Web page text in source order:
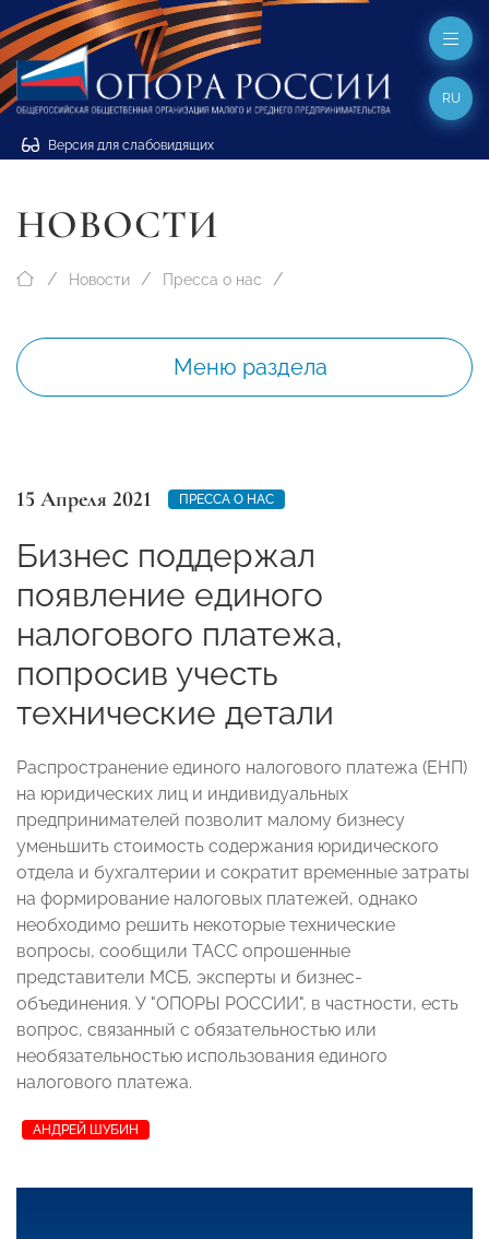
Версия для слабовидящих
RU
НОВОСТИ
Новости Пресса о нас
Меню раздела
15 Апреля 2021 ПРЕССА О НАС
Бизнес поддержал
появление единого
налогового платежа,
попросив учесть
технические детали
Распространение единого налогового платежа (ЕНП)
на юридических лиц и индивидуальных
предпринимателей позволит малому бизнесу
уменьшить стоимость содержания юридического
отдела и бухгалтерии и сократит временные затраты
на формирование налоговых платежей, однако
необходимо решить некоторые технические
вопросы, сообщили ТАСС опрошенные
представители МСБ, эксперты и бизнес-
объединения. У "ОПОРЫ РОССИИ", в частности, есть
вопрос, связанный с обязательностью или
необязательностью использования единого
налогового платежа.
АНДРЕЙ ШУБИН